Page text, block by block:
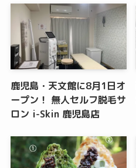
鹿児島・天文館に8月1日オ
ープン！ 無人セルフ脱毛サ
ロン i-Skin 鹿児島店